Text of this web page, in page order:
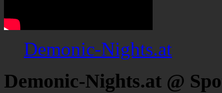
Demonic-Nights.at
Demonic-Nights.at @